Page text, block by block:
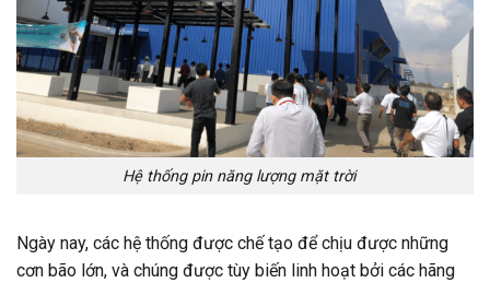
Hệ thống pin năng lượng mặt trời
Ngày nay, các hệ thống được chế tạo để chịu được những
cơn bão lớn, và chúng được tùy biến linh hoạt bởi các hãng